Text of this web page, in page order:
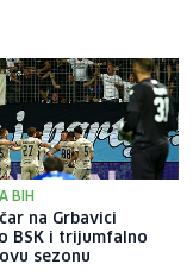
BIH
na Grbavici
BSK i trijumfalno
sezonu